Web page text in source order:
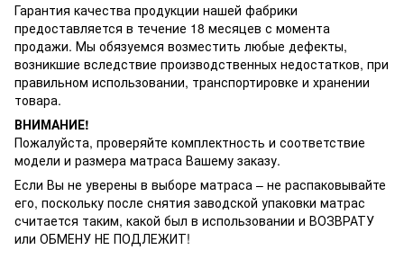
Гарантия качества продукции нашей фабрики
предоставляется в течение 18 месяцев с момента
продажи. Мы обязуемся возместить любые дефекты,
возникшие вследствие производственных недостатков, при
правильном использовании, транспортировке и хранении
товара.
ВНИМАНИЕ!
Пожалуйста, проверяйте комплектность и соответствие
модели и размера матраса Вашему заказу.
Если Вы не уверены в выборе матраса – не распаковывайте
его, поскольку после снятия заводской упаковки матрас
считается таким, какой был в использовании и ВОЗВРАТУ
или ОБМЕНУ НЕ ПОДЛЕЖИТ!